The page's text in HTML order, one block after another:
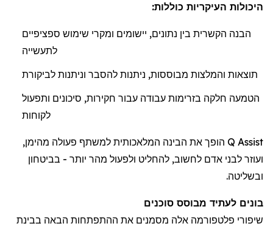
היכולות העיקריות כוללות:
הבנה הקשרית בין נתונים, יישומים ומקרי שימוש ספציפיים
לתעשייה
תוצאות והמלצות מבוססות, ניתנות להסבר וניתנות לביקורת
הטמעה חלקה בזרימות עבודה עבור חקירות, סיכונים ותפעול
לקוחות
Q Assist הופך את הבינה המלאכותית למשתף פעולה מהימן,
ועוזר לבני אדם לחשוב, להחליט ולפעול מהר יותר - בביטחון
ובשליטה.
בונים לעתיד מבוסס סוכנים
שיפורי פלטפורמה אלה מסמנים את ההתפתחות הבאה בבינת